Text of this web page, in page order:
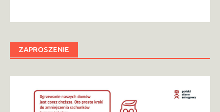
ZAPROSZENIE